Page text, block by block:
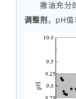
撇油充分
调整剂 ，pH值